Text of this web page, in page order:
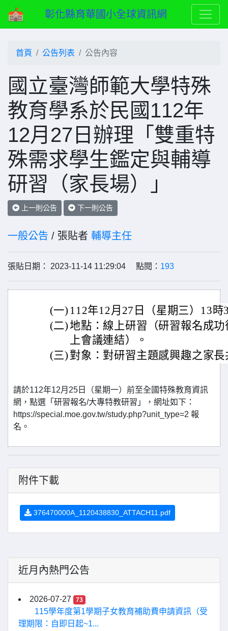
彰化縣育華國小全球資訊網
首頁 公告列表 公告內容
國立臺灣師範大學特殊
教育學系於民國112年
12月27日辦理「雙重特
殊需求學生鑑定與輔導
研習（家長場）」
上一則公告 下一則公告
一般公告 / 張貼者 輔導主任
張貼日期： 2023-11-14 11:29:04 點閱： 193
(一) 112年12月27日（星期三）13時
(二)地點：線上研習（研習報名成
上會議連結）。
(三) 對象：對研習主題感興趣之家
請於112年12月25日（星期一）前至全國特殊教育資訊
網，點選「研習報名/大專特教研習」，網址如下：
https://special.moe.gov.tw/study.php?unit_type=2 報
名。
附件下載
376470000A_1120438830_ATTACH11.pdf
近月內熱門公告
2026-07-27 73
115學年度第1學期子女教育補助費申請資訊（受
理期限：自即日起~1...